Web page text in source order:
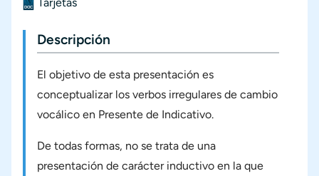
Documento
Descripción
El objetivo de esta presentación es
conceptualizar los verbos irregulares de cambio
vocálico en Presente de Indicativo.
De todas formas, no se trata de una
presentación de carácter inductivo en la que